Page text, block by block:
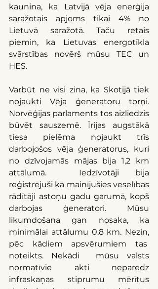
kaunina, ka Latvijā vēja enerģija
saražotais apjoms tikai 4% no
Lietuvā saražotā. Taču retais
piemin, ka Lietuvas energotīkla
svārstības novērš mūsu TEC un
HES.
Varbūt ne visi zina, ka Skotijā tiek
nojaukti Vēja ģeneratoru torņi.
Norvēģijas parlaments tos aizliedzis
būvēt sauszemē. Īrijas augstākā
tiesa pielēma nojaukt trīs
darbojošos vēja ģeneratorus, kuri
no dzīvojamās mājas bija 1,2 km
attālumā.  Iedzīvotāji bija
reģistrējuši kā mainījušies veselības
rādītāji astoņu gadu garumā, kopš
darbojas ģeneratori. Mūsu
likumdošana gan nosaka, ka
minimālai attālumu 0,8 km. Nezin,
pēc kādiem apsvērumiem tas
noteikts. Nekādi  mūsu valsts
normatīvie akti neparedz
infraskaņas stiprumu mērītus